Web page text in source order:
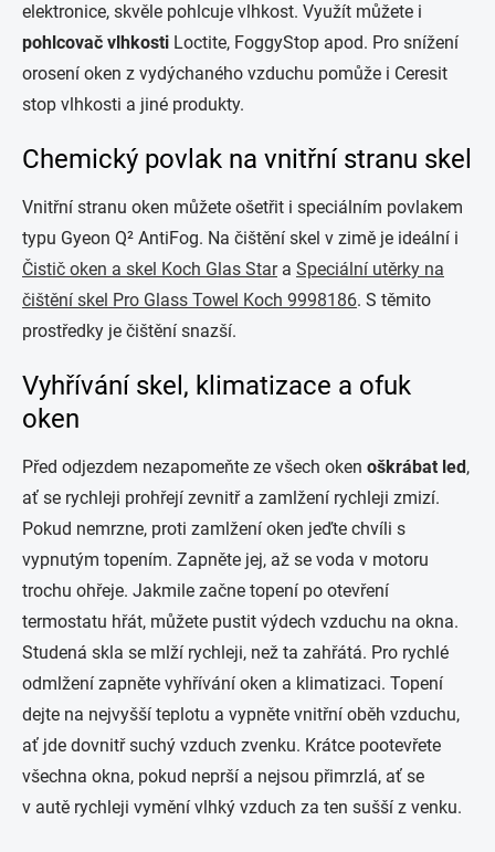
elektronice, skvěle pohlcuje vlhkost. Využít můžete i
pohlcovač vlhkosti Loctite, FoggyStop apod. Pro snížení
orosení oken z vydýchaného vzduchu pomůže i Ceresit
stop vlhkosti a jiné produkty.
Chemický povlak na vnitřní stranu skel
Vnitřní stranu oken můžete ošetřit i speciálním povlakem
typu Gyeon Q² AntiFog. Na čištění skel v zimě je ideální i
Čistič oken a skel Koch Glas Stara Speciální utěrky na
čištění skel Pro Glass Towel Koch 9998186. S těmito
prostředky je čištění snazší.
Vyhřívání skel, klimatizace a ofuk
oken
Před odjezdem nezapomeňte ze všech oken oškrábat led,
ať se rychleji prohřejí zevnitř a zamlžení rychleji zmizí.
Pokud nemrzne, proti zamlžení oken jeďte chvíli s
vypnutým topením. Zapněte jej, až se voda v motoru
trochu ohřeje. Jakmile začne topení po otevření
termostatu hřát, můžete pustit výdech vzduchu na okna.
Studená skla se mlží rychleji, než ta zahřátá. Pro rychlé
odmlžení zapněte vyhřívání oken a klimatizaci. Topení
dejte na nejvyšší teplotu a vypněte vnitřní oběh vzduchu,
ať jde dovnitř suchý vzduch zvenku. Krátce pootevřete
všechna okna, pokud neprší a nejsou přimrzlá, ať se
v autě rychleji vymění vlhký vzduch za ten sušší z venku.